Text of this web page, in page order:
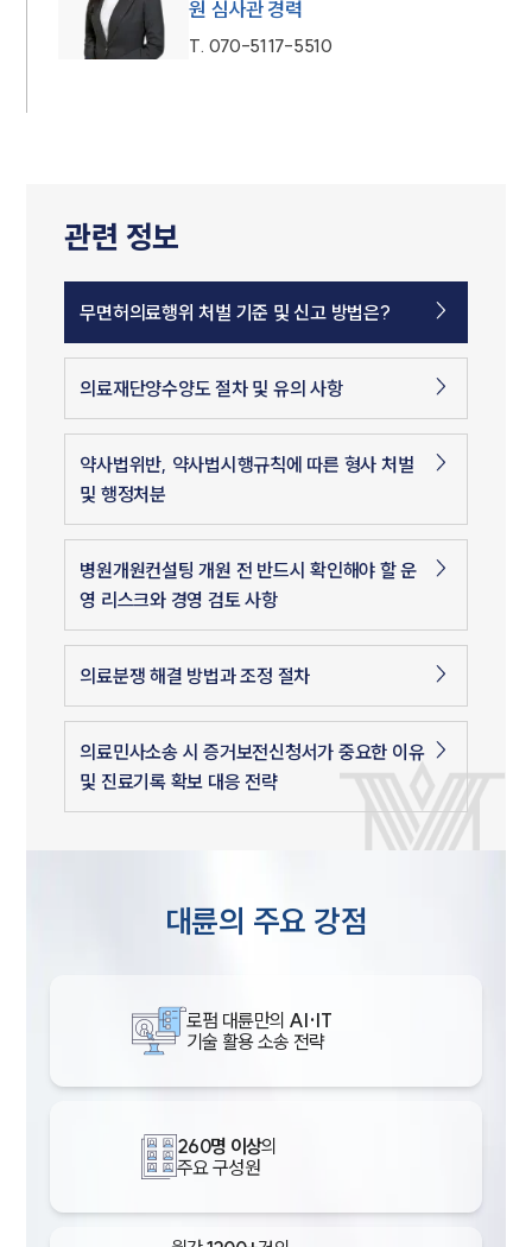
원 심사관 경력
T. 070-5117-5510
관련 정보
무면허의료행위 처벌 기준 및 신고 방법은?
의료재단양수양도 절차 및 유의 사항
약사법위반, 약사법시행규칙에 따른 형사 처벌
및 행정처분
병원개원컨설팅 개원 전 반드시 확인해야 할 운
영 리스크와 경영 검토 사항
의료분쟁 해결 방법과 조정 절차
의료민사소송 시 증거보전신청서가 중요한 이유
및 진료기록 확보 대응 전략
대륜의 주요 강점
로펌 대륜만의 AI·IT
기술 활용 소송 전략
260명 이상의
주요 구성원